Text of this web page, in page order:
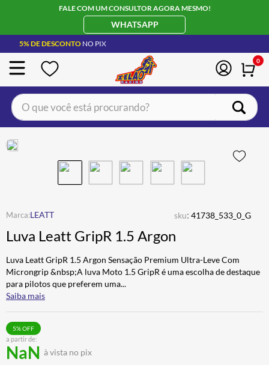
FALE COM UM CONSULTOR AGORA MESMO!
WHATSAPP
5% DE DESCONTO NO PIX
0
O que você está procurando?
LEATT sku: 41738_533_0_G
Luva Leatt GripR 1.5 Argon
Luva Leatt GripR 1.5 Argon Sensação Premium Ultra-Leve Com
Microngrip &nbsp;A luva Moto 1.5 GripR é uma escolha de destaque
para pilotos que preferem uma...
Saiba mais
a partir de:
NaN à vista no pix
5% OFF
BOTA
4º ÓCULOS SOLAR
5º LUVA
6 º BAU
7º ALPINESTAR
8º CALÇA
9º
10º